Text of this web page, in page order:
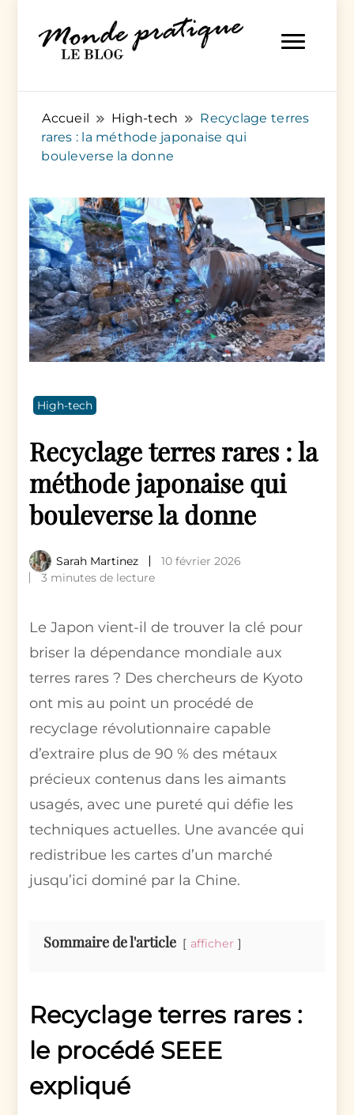
Monde Pratique
Accueil High-tech
Recyclage terres
rares : la méthode japonaise qui
bouleverse la donne
High-tech
Recyclage terres rares : la
méthode japonaise qui
bouleverse la donne
Sarah Martinez
10 février 2026
3 minutes de lecture
Le Japon vient-il de trouver la clé pour
briser la dépendance mondiale aux
terres rares ? Des chercheurs de Kyoto
ont mis au point un procédé de
recyclage révolutionnaire capable
d’extraire plus de 90 % des métaux
précieux contenus dans les aimants
usagés, avec une pureté qui défie les
techniques actuelles. Une avancée qui
redistribue les cartes d’un marché
jusqu’ici dominé par la Chine.
Sommaire de l'article afficher
Recyclage terres rares :
le procédé SEEE
expliqué